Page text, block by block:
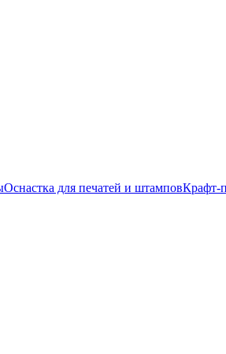
Оснастка для печатей и штамповКрафт-